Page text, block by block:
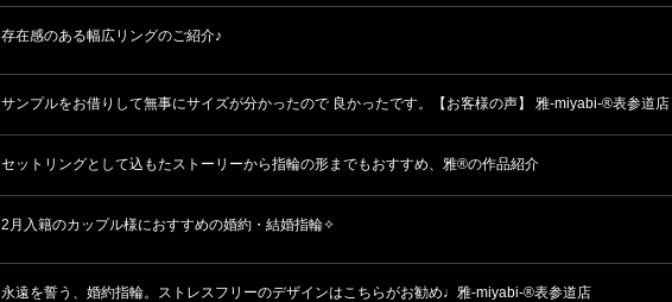
存在感のある幅広リングのご紹介♪
サンプルをお借りして無事にサイズが分かったので 良かったです。【お客様の声】 雅-miyabi-®表参道店
セットリングとして込もたストーリーから指輪の形までもおすすめ、雅®の作品紹介
2月入籍のカップル様におすすめの婚約・結婚指輪✧
永遠を誓う、婚約指輪。ストレスフリーのデザインはこちらがお勧め♩雅-miyabi-®表参道店